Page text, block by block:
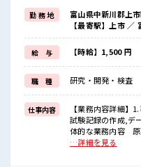
これまでの経験を活かしませ
ブランクがあっても大丈夫♪
経験はちょっとだけ…という
≪女性も仕事をしやすい職
もちろん男性の応募も歓迎！
≪週休2日制≫
週末は家族や友人と一緒にプ
≪ラクラク制服アリ≫
制服があるので、
毎日の服装の悩み解消♪
≪収入アップを目指せる≫
高時給だらけの派遣のお仕事
勤 務 地
富山県中新川郡上
【最寄駅】上市 ／
給 与 【時給】1,500 円
職 種 研究・開発・検査
仕事内容
【業務内容詳細
試験記録の作成,デ
体的な業務内容 原
お仕事です。難し
…詳細を見る